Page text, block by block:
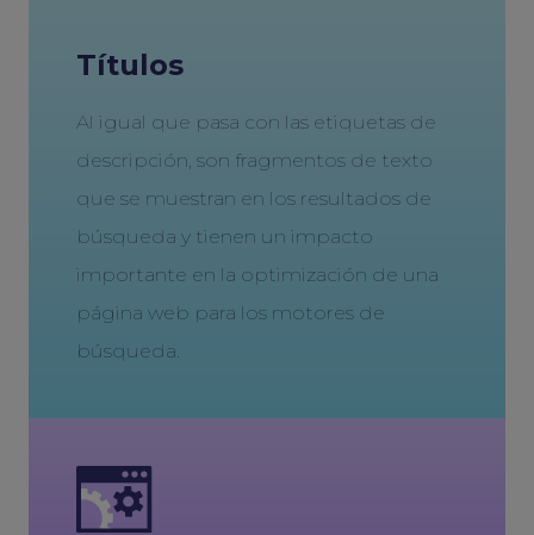
Títulos
Al igual que pasa con las etiquetas de
descripción, son fragmentos de texto
que se muestran en los resultados de
búsqueda y tienen un impacto
importante en la optimización de una
página web para los motores de
búsqueda.